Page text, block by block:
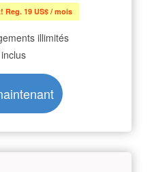
Reg. 19 US$ / mois
illimités